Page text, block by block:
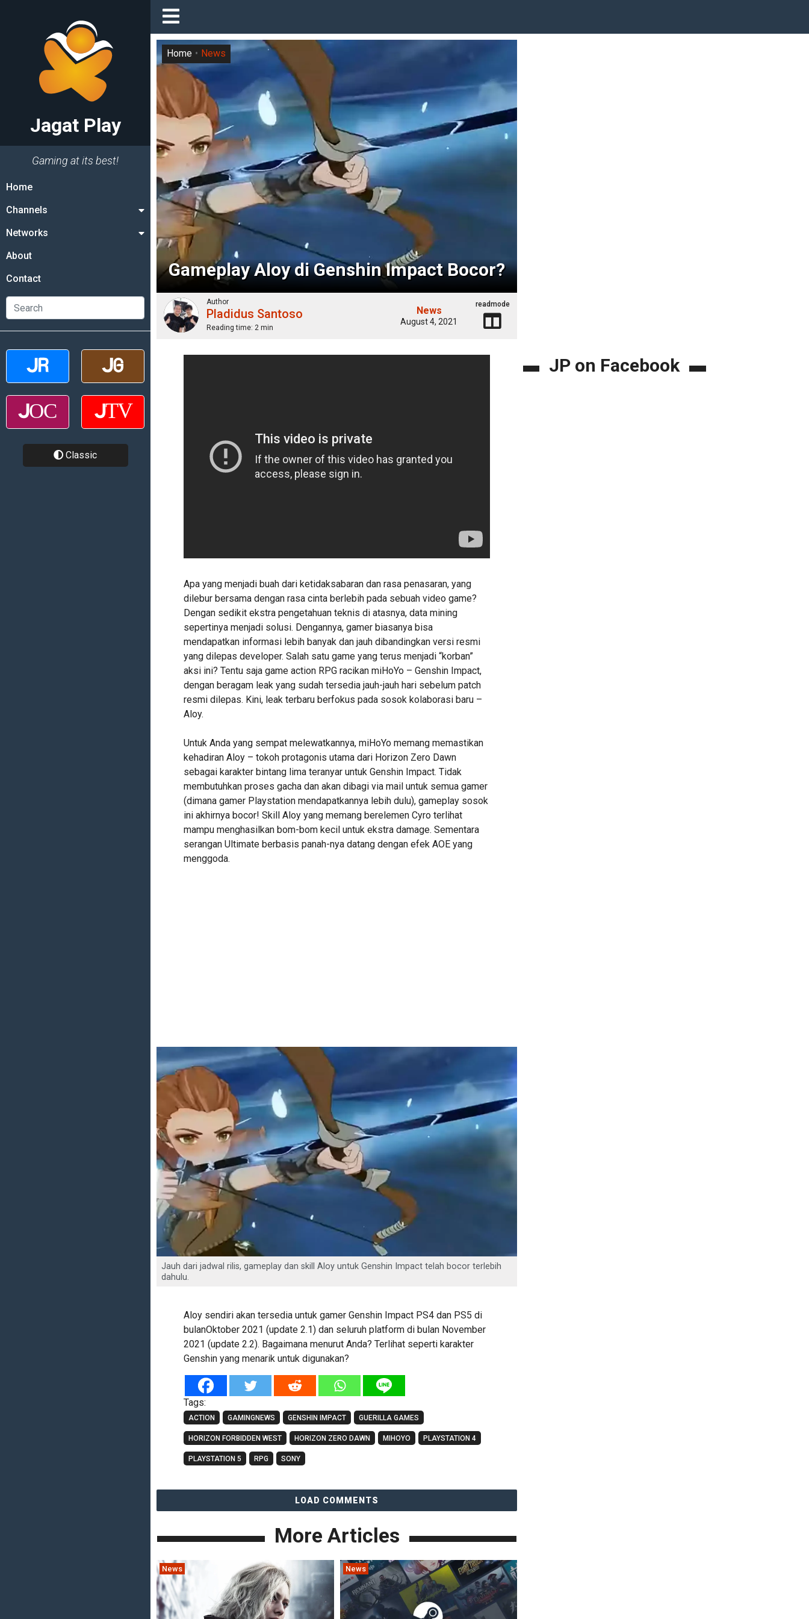
Jagat Play
Gaming at its best!
Home
Channels
Networks
About
Contact
Classic
Gameplay Aloy di Genshin Impact Bocor?
Home News
Author
Pladidus Santoso
Reading time: 2 min
News
August 4, 2021
readmode
Apa yang menjadi buah dari ketidaksabaran dan rasa penasaran, yang
dilebur bersama dengan rasa cinta berlebih pada sebuah video game?
Dengan sedikit ekstra pengetahuan teknis di atasnya, data mining
sepertinya menjadi solusi. Dengannya, gamer biasanya bisa
mendapatkan informasi lebih banyak dan jauh dibandingkan versi resmi
yang dilepas developer. Salah satu game yang terus menjadi “korban”
aksi ini? Tentu saja game action RPG racikan miHoYo – Genshin Impact,
dengan beragam leak yang sudah tersedia jauh-jauh hari sebelum patch
resmi dilepas. Kini, leak terbaru berfokus pada sosok kolaborasi baru –
Aloy.
Untuk Anda yang sempat melewatkannya, miHoYo memang memastikan
kehadiran Aloy – tokoh protagonis utama dari Horizon Zero Dawn
sebagai karakter bintang lima teranyar untuk Genshin Impact. Tidak
membutuhkan proses gacha dan akan dibagi via mail untuk semua gamer
(dimana gamer Playstation mendapatkannya lebih dulu), gameplay sosok
ini akhirnya bocor! Skill Aloy yang memang berelemen Cyro terlihat
mampu menghasilkan bom-bom kecil untuk ekstra damage. Sementara
serangan Ultimate berbasis panah-nya datang dengan efek AOE yang
menggoda.
Jauh dari jadwal rilis, gameplay dan skill Aloy untuk Genshin Impact telah bocor terlebih
dahulu.
Aloy sendiri akan tersedia untuk gamer Genshin Impact PS4 dan PS5 di
bulanOktober 2021 (update 2.1) dan seluruh platform di bulan November
2021 (update 2.2). Bagaimana menurut Anda? Terlihat seperti karakter
Genshin yang menarik untuk digunakan?
Tags:
ACTION GAMINGNEWS GENSHIN IMPACT GUERILLA GAMES
HORIZON FORBIDDEN WEST HORIZON ZERO DAWN MIHOYO PLAYSTATION 4
PLAYSTATION 5 RPG SONY
LOAD COMMENTS
More Articles
News News
JP on Facebook